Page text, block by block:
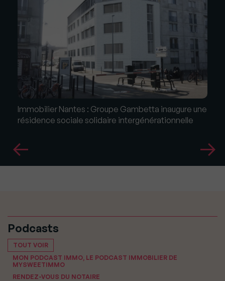
Immobilier Nantes : Groupe Gambetta inaugure une
résidence sociale solidaire intergénérationnelle
Podcasts
TOUT VOIR
MON PODCAST IMMO, LE PODCAST IMMOBILIER DE
MYSWEETIMMO
RENDEZ-VOUS DU NOTAIRE